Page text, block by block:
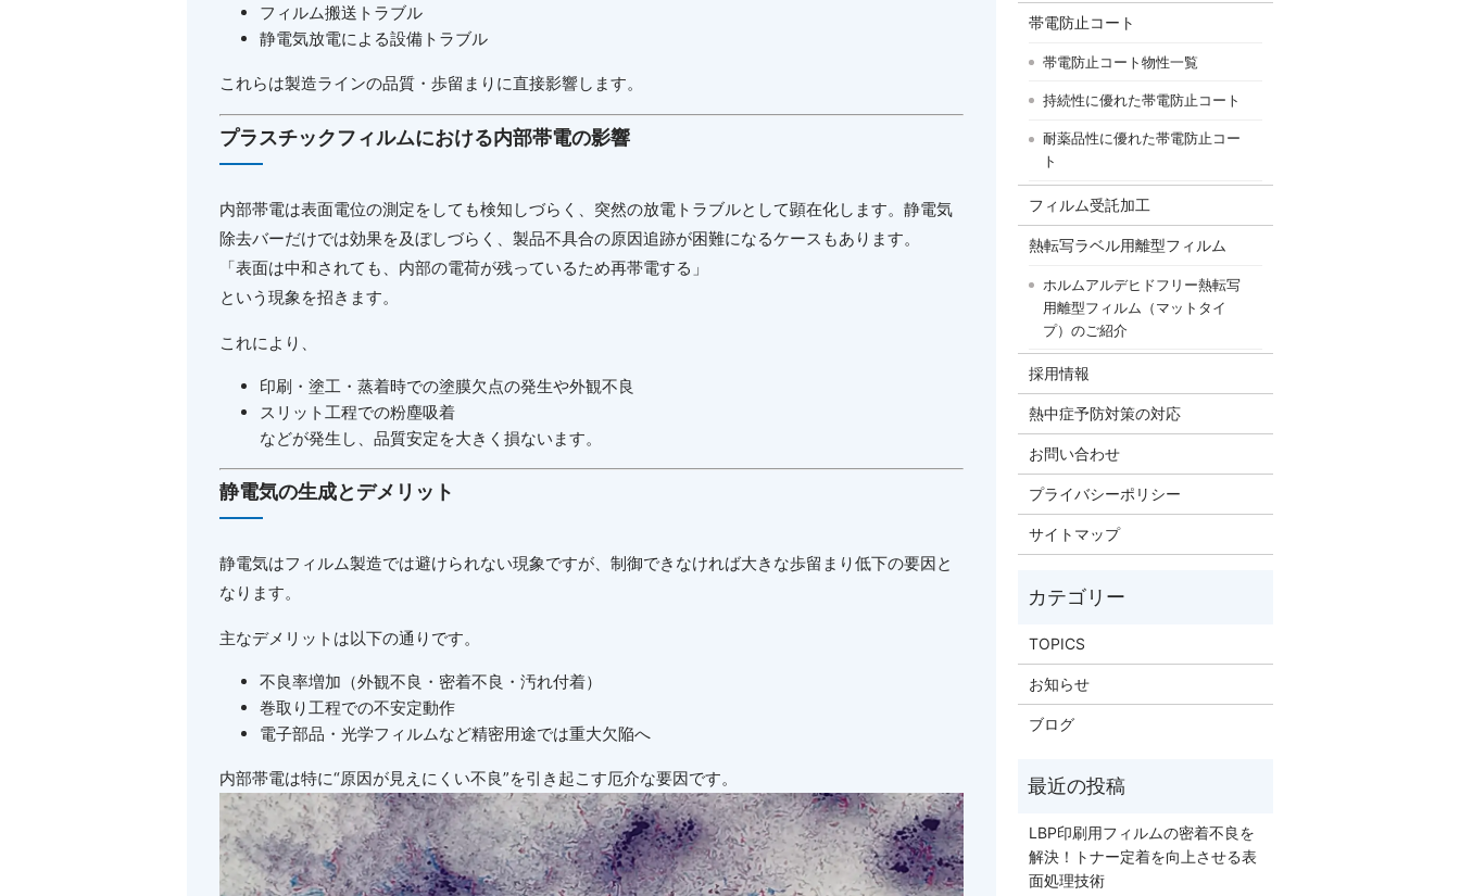
フィルム搬送トラブル
静電気放電による設備トラブル
これらは製造ラインの品質・歩留まりに直接影響します。
プラスチックフィルムにおける内部帯電の影響
内部帯電は表面電位の測定をしても検知しづらく、突然の放電トラブルとして顕在化します。静電気
除去バーだけでは効果を及ぼしづらく、製品不具合の原因追跡が困難になるケースもあります。
「表面は中和されても、内部の電荷が残っているため再帯電する」
という現象を招きます。
これにより、
印刷・塗工・蒸着時での塗膜欠点の発生や外観不良
スリット工程での粉塵吸着
などが発生し、品質安定を大きく損ないます。
静電気の生成とデメリット
静電気はフィルム製造では避けられない現象ですが、制御できなければ大きな歩留まり低下の要因と
なります。
主なデメリットは以下の通りです。
不良率増加（外観不良・密着不良・汚れ付着）
巻取り工程での不安定動作
電子部品・光学フィルムなど精密用途では重大欠陥へ
内部帯電は特に“原因が見えにくい不良”を引き起こす厄介な要因です。
帯電防止コート
帯電防止コート物性一覧
持続性に優れた帯電防止コート
耐薬品性に優れた帯電防止コー
ト
フィルム受託加工
熱転写ラベル用離型フィルム
ホルムアルデヒドフリー熱転写
用離型フィルム（マットタイ
プ）のご紹介
採用情報
熱中症予防対策の対応
お問い合わせ
プライバシーポリシー
サイトマップ
TOPICS
お知らせ
ブログ
LBP印刷用フィルムの密着不良を
解決！トナー定着を向上させる表
面処理技術